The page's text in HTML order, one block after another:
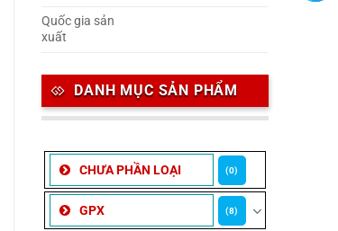
Quốc gia sản
xuất
DANH MỤC SẢN PHẨM
CHƯA PHẦN LOẠI (0)
GPX (8)